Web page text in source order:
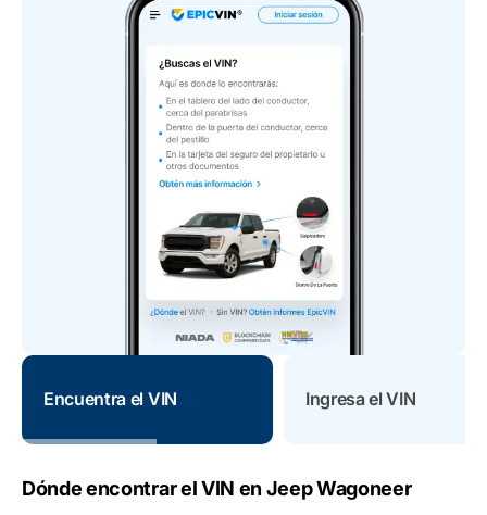
Encuentra el VIN Ingresa el VIN
Dónde encontrar el VIN en Jeep Wagoneer